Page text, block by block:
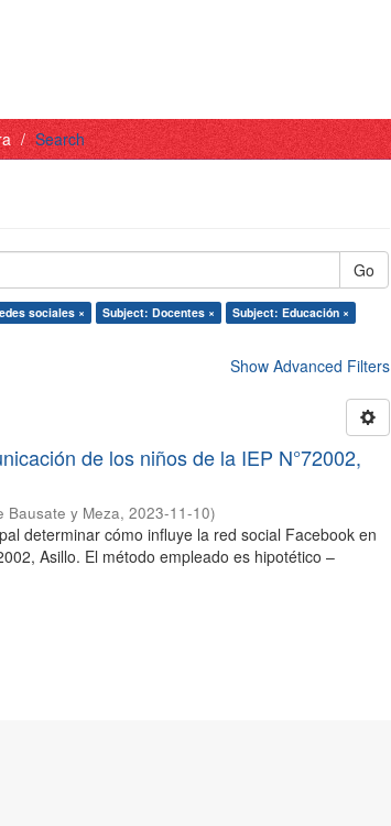
Search
Go
sociales × Subject: Docentes ×
Subject: Educación ×
Show Advanced Filters
de los niños de la IEP N°72002,
Bausate y Meza,2023-11-10)
determinar cómo influye la red social Facebook en
Asillo. El método empleado es hipotético –